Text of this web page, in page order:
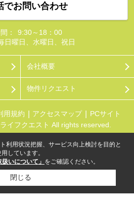
でお問い合わせ
：
9:30～18：00
日曜日、水曜日、祝日
会社概要
物件リクエスト
用規約 アクセスマップ
PCサイト
イフクエスト All rights reserved.
利用状況把握、サービス向上検討を目的と
しています。
扱いについて」 をご確認ください。
閉じる